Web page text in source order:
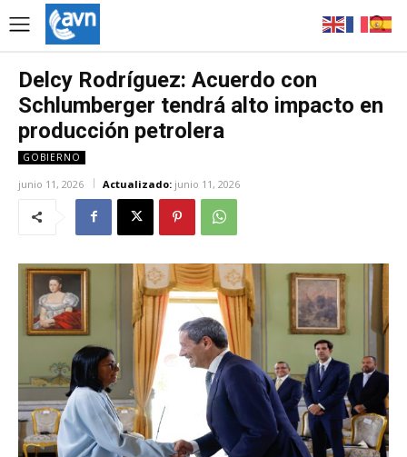
Delcy Rodríguez: Acuerdo con
Schlumberger tendrá alto impacto en
producción petrolera
GOBIERNO
junio 11, 2026 Actualizado: junio 11, 2026